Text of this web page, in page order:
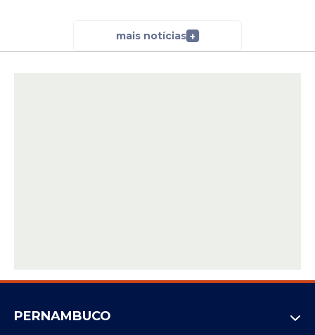
mais notícias +
PERNAMBUCO